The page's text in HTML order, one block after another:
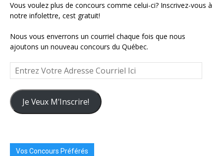
Vous voulez plus de concours comme celui-ci? Inscrivez-vous à
notre infolettre, cest gratuit!
Nous vous enverrons un courriel chaque fois que nous
ajoutons un nouveau concours du Québec.
Entrez
Votre
Adresse
Courriel
Ici
Je Veux M'Inscrire!
Vos Concours Préférés